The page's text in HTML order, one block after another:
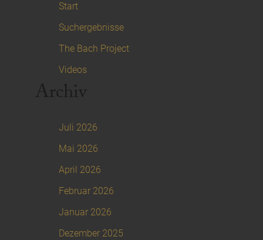
Start
Suchergebnisse
The Bach Project
Videos
Archiv
Juli 2026
Mai 2026
April 2026
Februar 2026
Januar 2026
Dezember 2025